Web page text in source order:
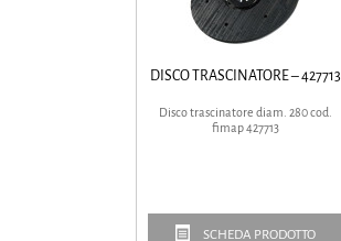
DISCO TRASCINATORE – 427713
Disco trascinatore diam. 280 cod.
fimap 427713
SCHEDA PRODOTTO